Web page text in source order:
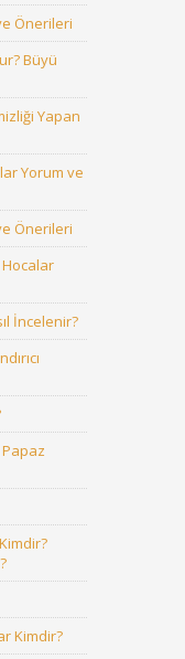
Önerileri
Büyü
Yapan
Yorum ve
Önerileri
Hocalar
İncelenir?
Kimdir?